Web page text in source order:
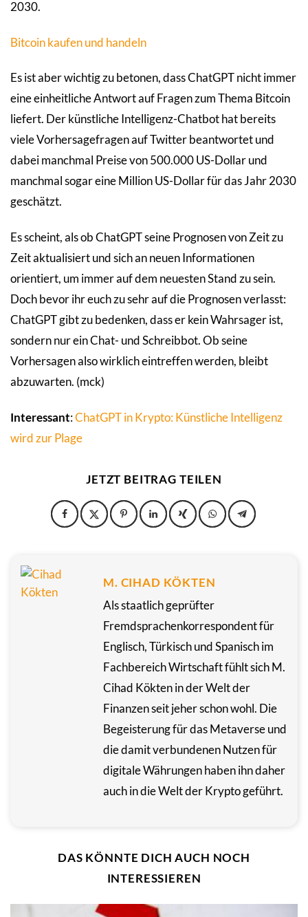
2030.
Bitcoin kaufen und handeln
Es ist aber wichtig zu betonen, dass ChatGPT nicht immer
eine einheitliche Antwort auf Fragen zum Thema Bitcoin
liefert. Der künstliche Intelligenz-Chatbot hat bereits
viele Vorhersagefragen auf Twitter beantwortet und
dabei manchmal Preise von 500.000 US-Dollar und
manchmal sogar eine Million US-Dollar für das Jahr 2030
geschätzt.
Es scheint, als ob ChatGPT seine Prognosen von Zeit zu
Zeit aktualisiert und sich an neuen Informationen
orientiert, um immer auf dem neuesten Stand zu sein.
Doch bevor ihr euch zu sehr auf die Prognosen verlasst:
ChatGPT gibt zu bedenken, dass er kein Wahrsager ist,
sondern nur ein Chat- und Schreibbot. Ob seine
Vorhersagen also wirklich eintreffen werden, bleibt
abzuwarten. (mck)
Interessant:ChatGPT in Krypto: Künstliche Intelligenz
wird zur Plage
JETZT BEITRAG TEILEN
M. CIHAD KÖKTEN
Als staatlich geprüfter
Fremdsprachenkorrespondent für
Englisch, Türkisch und Spanisch im
Fachbereich Wirtschaft fühlt sich M.
Cihad Kökten in der Welt der
Finanzen seit jeher schon wohl. Die
Begeisterung für das Metaverse und
die damit verbundenen Nutzen für
digitale Währungen haben ihn daher
auch in die Welt der Krypto geführt.
DAS KÖNNTE DICH AUCH NOCH
INTERESSIEREN